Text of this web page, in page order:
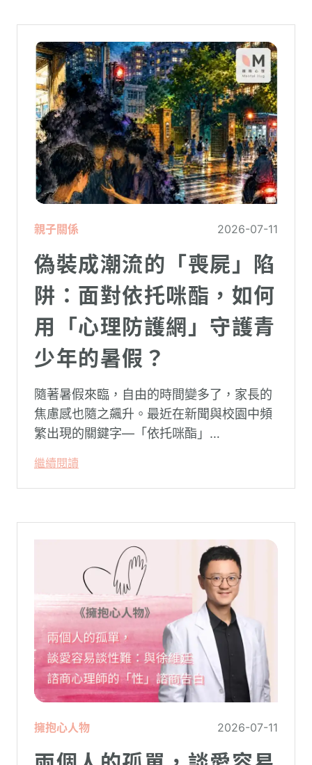
親子關係 2026-07-11
偽裝成潮流的「喪屍」陷
阱：面對依托咪酯，如何
用「心理防護網」守護青
少年的暑假？
隨著暑假來臨，自由的時間變多了，家長的
焦慮感也隨之飆升。最近在新聞與校園中頻
繁出現的關鍵字—「依托咪酯」
父母心中最深沉的恐懼。
繼續閱讀
擁抱心人物 2026-07-11